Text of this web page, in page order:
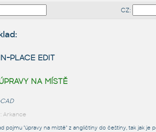
CZ:
place edit
na místě
Arkance
pojmu "úpravy na místě" z angličtiny do češtiny, tak jak je